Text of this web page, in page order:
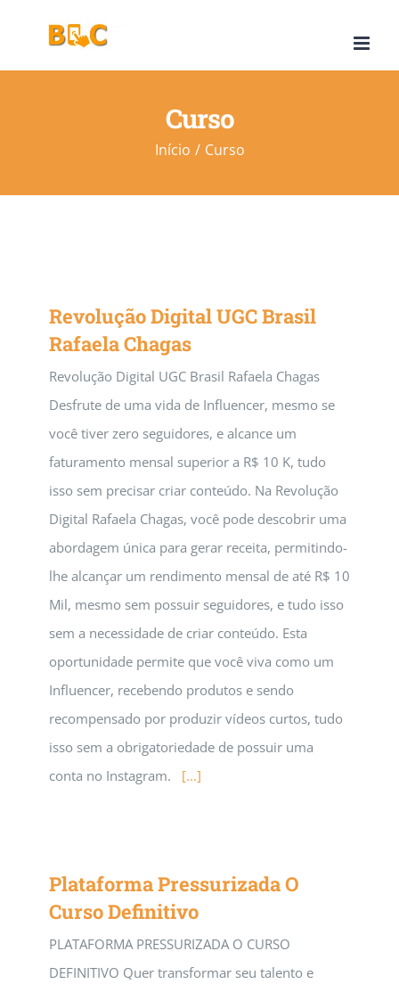
o
Curso
Início Curso
Revolução Digital UGC Brasil
Rafaela Chagas
Revolução Digital UGC Brasil Rafaela Chagas
Desfrute de uma vida de Influencer, mesmo se
você tiver zero seguidores, e alcance um
faturamento mensal superior a R$ 10 K, tudo
isso sem precisar criar conteúdo. Na Revolução
Digital Rafaela Chagas, você pode descobrir uma
abordagem única para gerar receita, permitindo-
lhe alcançar um rendimento mensal de até R$ 10
Mil, mesmo sem possuir seguidores, e tudo isso
sem a necessidade de criar conteúdo. Esta
oportunidade permite que você viva como um
Influencer, recebendo produtos e sendo
recompensado por produzir vídeos curtos, tudo
isso sem a obrigatoriedade de possuir uma
conta no Instagram. [...]
Plataforma Pressurizada O
Curso Definitivo
PLATAFORMA PRESSURIZADA O CURSO
DEFINITIVO Quer transformar seu talento e